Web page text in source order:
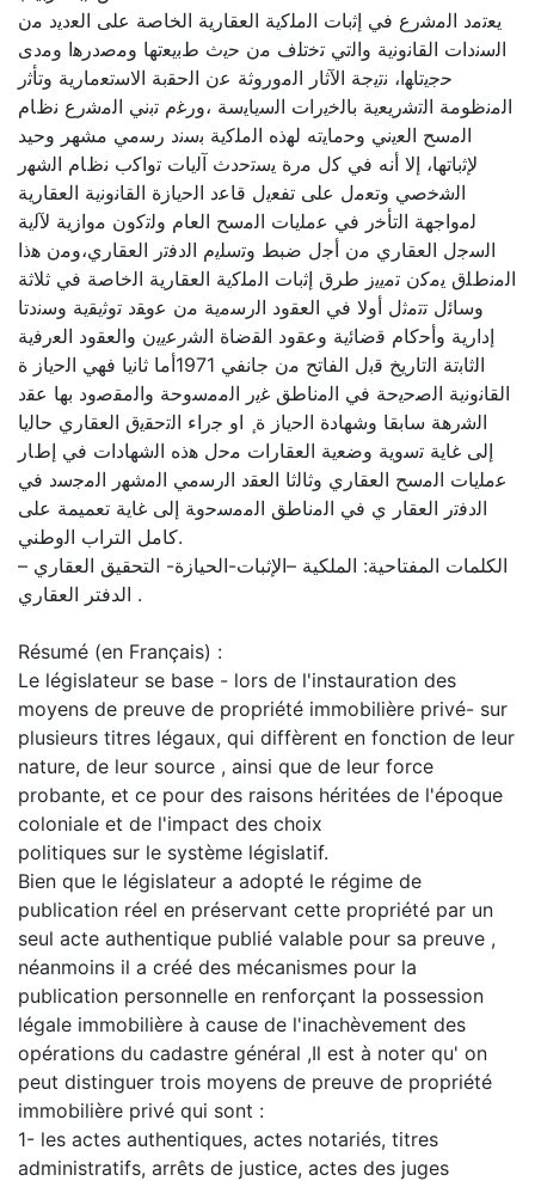
ﯾﻌﺗﻣد اﻟﻣﺷرع ﻓﻲ إﺛﺑﺎت اﻟﻣﻠﻛﯾﺔ العقارية الخاصة ﻋﻠﻰ اﻟﻌدﯾد ﻣن
اﻟﺳﻧدات اﻟﻘﺎﻧوﻧﯾﺔ واﻟﺗﻲ ﺗﺧﺗﻠف ﻣن ﺣﯾث طﺑﯾﻌﺗﻬﺎ وﻣﺻدرﻫا وﻣدى
ﺣﺟﯾﺗﺎﻬا، ﻧﺗﯾﺟﺔ اﻵﺛﺎر اﻟﻣوروﺛﺔ ﻋن اﻟﺣﻘﺑﺔ اﻻﺳﺗﻌﻣﺎرﯾﺔ وﺗﺄﺛر
اﻟﻣﻧظوﻣﺔ اﻟﺗﺷرﯾﻌﯾﺔ ﺑﺎﻟﺧﯾرات اﻟﺳﯾﺎﯾﺳﺔ ،ورﻏم ﺗﺑﻧﻲ اﻟﻣﺷرع ﻧظﺎم
اﻟﻣﺳﺢ اﻟﻌﯾﻧﻲ وﺣﻣﺎﯾﺗﻪ ﻟﻬذﻩ اﻟﻣﻠﻛﯾﺔ ﺑﺳﻧد رﺳﻣﻲ مشهر وحيد
ﻹﺛﺑﺎﺗﻬﺎ، إﻻ أﻧﻪ ﻓﻲ ﻛل ﻣرة ﯾﺳﺗﺣدث آﻟﯾﺎت ﺗواﻛب ﻧظﺎم اﻟﺷﻬر
اﻟﺷﺧﺻﻲ وﺗﻌﻣل ﻋﻠﻰ ﺗﻔﻌﯾل ﻗﺎﻋد اﻟﺣﯾﺎزة اﻟﻘﺎﻧوﻧﯾﺔ اﻟﻌﻘﺎرﯾﺔ
ﻟﻣواﺟﻬﺔ اﻟﺗﺄﺧر ﻓﻲ ﻋﻣﻠﯾﺎت اﻟﻣﺳﺢ اﻟﻌﺎم وﻟﺗﻛون ﻣوازﯾﺔ ﻵﻟﯾﺔ
اﻟﺳﺟل اﻟﻌﻘﺎري ﻣن أﺟل ضبط وﺗﺳﻠﯾم اﻟدﻓﺗر اﻟﻌﻘﺎري،وﻣن ﻫذا
اﻟﻣﻧطﻠق ﯾﻣﻛن ﺗﻣﯾﯾز طرق إﺛﺑﺎت اﻟﻣﻠﻛﯾﺔ اﻟﻌﻘﺎرﯾﺔ اﻟﺧﺎﺻﺔ ﻓﻲ ﺛﻼﺛﺔ
وﺳﺎﺋل ﺗﺗﻣﺛل أوﻻ ﻓﻲ اﻟﻌﻘود اﻟرﺳﻣﯾﺔ ﻣن ﻋوﻘد ﺗوﺛﯾﻘﯾﺔ وﺳﻧدتا
إدارﯾﺔ وأﺣﻛﺎم ﻗﺿﺎﺋﯾﺔ وﻋﻘود اﻟﻘﺿﺎة اﻟﺷرﻋﯾﯾن واﻟﻌﻘود اﻟﻌرﻓﯾﺔ
اﻟﺛﺎﺑﺗﺔ اﻟﺗﺎرﯾﺦ ﻗﺑل اﻟﻔﺎﺗﺢ ﻣن ﺟﺎﻧﻔﻲ 1971أﻣﺎ ﺛﺎﻧﯾﺎ ﻓﻬﻲ اﻟﺣﯾﺎز ة
اﻟﻘﺎﻧوﻧﯾﺔ اﻟﺻﺣﯾﺣﺔ ﻓﻲ اﻟﻣﻧﺎطق ﻏﯾر اﻟﻣﻣﺳوﺣﺔ واﻟﻣﻘﺻود ﺑﻬﺎ ﻋﻘد
اﻟﺷرهة ﺳﺎﺑﻘﺎ وﺷﻬﺎدة اﻟﺣﯾﺎز ة ٕ او ﺟراء اﻟﺗﺣﻘﯾق اﻟﻌﻘﺎري ﺣﺎﻟﯾﺎ
إﻟﻰ غاية ﺗﺳوﯾﺔ وﺿﻌﯾﺔ اﻟﻌﻘﺎرات ﻣﺣل ﻫذﻩ اﻟﺷﻬﺎدات ﻓﻲ إطﺎر
ﻋﻣﻠﯾﺎت اﻟﻣﺳﺢ اﻟﻌﻘﺎري وﺛﺎﻟﺛﺎ اﻟﻌﻘد اﻟرﺳﻣﻲ اﻟﻣﺷﻬر اﻟﻣﺟﺳد ﻓﻲ
اﻟدﻓﺗر اﻟﻌﻘﺎر ي ﻓﻲ اﻟﻣﻧﺎطق اﻟﻣﻣﺳﺣوﺔ إﻟﻰ غاية تعميمة ﻋﻠﻰ
كامل التراب اﻟوطني.
الكلمات المفتاحية: الملكية –الإثبات-الحيازة- التحقيق العقاري –
الدفتر العقاري .
Résumé (en Français) :
Le législateur se base - lors de l'instauration des
moyens de preuve de propriété immobilière privé- sur
plusieurs titres légaux, qui diffèrent en fonction de leur
nature, de leur source , ainsi que de leur force
probante, et ce pour des raisons héritées de l'époque
coloniale et de l'impact des choix
politiques sur le système législatif.
Bien que le législateur a adopté le régime de
publication réel en préservant cette propriété par un
seul acte authentique publié valable pour sa preuve ,
néanmoins il a créé des mécanismes pour la
publication personnelle en renforçant la possession
légale immobilière à cause de l'inachèvement des
opérations du cadastre général ,Il est à noter qu' on
peut distinguer trois moyens de preuve de propriété
immobilière privé qui sont :
1- les actes authentiques, actes notariés, titres
administratifs, arrêts de justice, actes des juges